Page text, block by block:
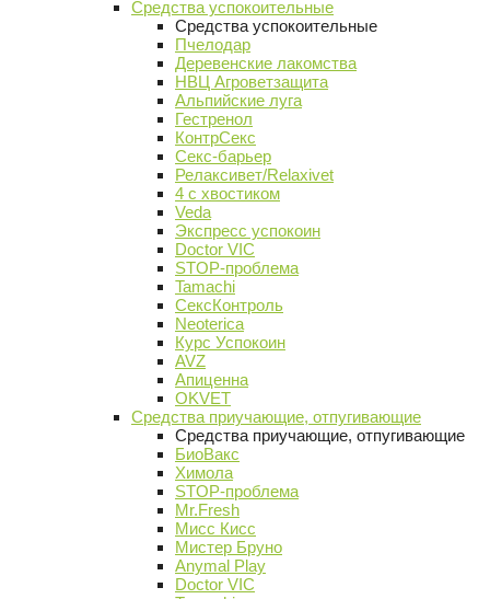
Средства успокоительные
Средства успокоительные
Пчелодар
Деревенские лакомства
НВЦ Агроветзащита
Альпийские луга
Гестренол
КонтрСекс
Секс-барьер
Релаксивет/Relaxivet
4 с хвостиком
Veda
Экспресс успокоин
Doctor VIC
STOP-проблема
Tamachi
СексКонтроль
Neoterica
Курс Успокоин
AVZ
Апиценна
OKVET
Средства приучающие, отпугивающие
Средства приучающие, отпугивающие
БиоВакс
Химола
STOP-проблема
Mr.Fresh
Мисс Кисс
Мистер Бруно
Anymal Play
Doctor VIC